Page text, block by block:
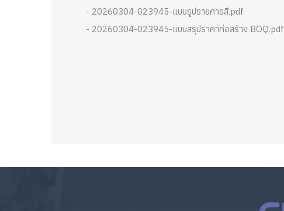
- 20260304-023945-แบบรูปรายการสี.pdf
- 20260304-023945-แบบสรุปราคาก่อสร้าง BOQ.pdf